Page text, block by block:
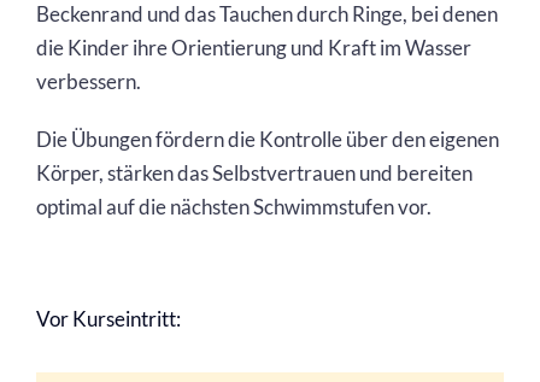
Beckenrand und das Tauchen durch Ringe, bei denen
die Kinder ihre Orientierung und Kraft im Wasser
verbessern.
Die Übungen fördern die Kontrolle über den eigenen
Körper, stärken das Selbstvertrauen und bereiten
optimal auf die nächsten Schwimmstufen vor.
Vor Kurseintritt: